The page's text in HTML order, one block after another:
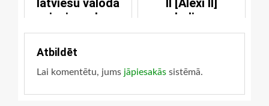
latviešu valodā
pieejama bez
maksas
II [Alexi II]
pasludina par
ķeceri
Atbildēt
Lai komentētu, jums jāpiesakās sistēmā.